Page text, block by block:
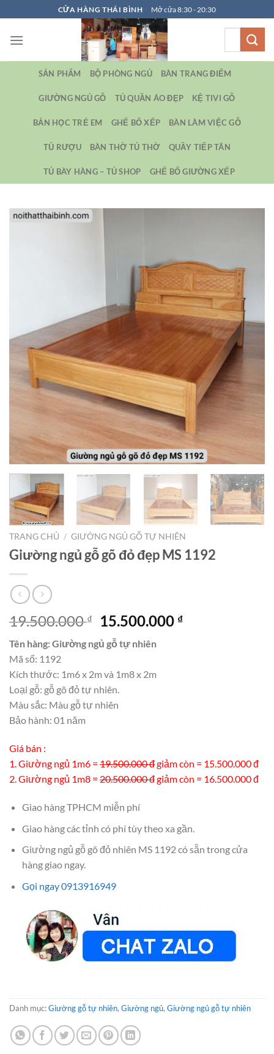
qua
nội
CỬA HÀNG THÁI BÌNH Mở cửa 8:30 - 20:30
SẢN PHẨM BỘ PHÒNG NGỦ BÀN TRANG ĐIỂM
GIƯỜNG NGỦ GỖ TỦ QUẦN ÁO ĐẸP KỆ TIVI GỖ
BẢN HỌC TRẺ EM GHẾ BỐ XẾP BÀN LÀM VIỆC GỖ
TỦ RƯỢU BÀN THỜ TỦ THỜ QUẦY TIẾP TÂN
TỦ BÀY HÀNG – TỦ SHOP GHẾ BỐ GIƯỜNG XẾP
TRANG CHỦ / GIƯỜNG NGỦ GỖ TỰ NHIÊN
Giường ngủ gỗ gõ đỏ đẹp MS 1192
19.500.000₫
Giá
gốc
là:
15.500.000 ₫Giá
Tên hàng: Giường ngủ gỗ tự nhiên
Mã số: 1192
Kích thước: 1m6 x 2m và 1m8 x 2m
Loại gỗ: gỗ gõ đỏ tự nhiên.
Màu sắc: Màu gỗ tự nhiên
Bảo hành: 01 năm
Giá bán :
1. Giường ngủ 1m6 = 19.500.000 đgiảm còn = 15.500.000 đ
2. Giường ngủ 1m8 = 20.500.000 đgiảm còn = 16.500.000 đ
Giao hàng TPHCM miễn phí
Giao hàng các tỉnh có phí tùy theo xa gần.
Giường ngủ gỗ gõ đỏ nhiên MS 1192 có sẵn trong cửa
hàng giao ngay.
Gọi ngay 0913916949
Danh mục:Giường gỗ tự nhiên, Giường ngủ, Giường ngủ gỗ tự nhiên